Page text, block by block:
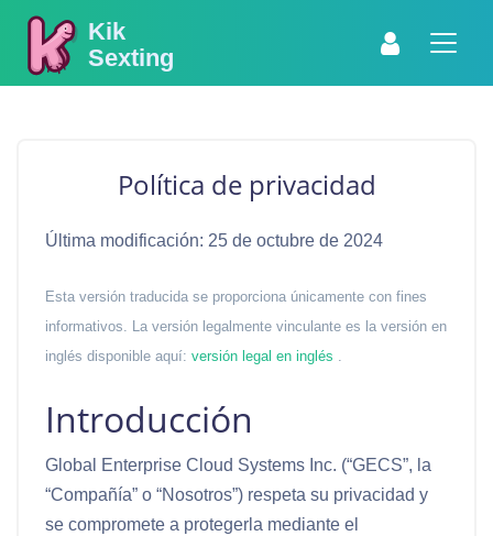
Kik
Sexting
Política de privacidad
Última modificación: 25 de octubre de 2024
Esta versión traducida se proporciona únicamente con fines
informativos. La versión legalmente vinculante es la versión en
inglés disponible aquí: versión legal en inglés
Introducción
Global Enterprise Cloud Systems Inc. (“GECS”, la
“Compañía” o “Nosotros”) respeta su privacidad y
se compromete a protegerla mediante el